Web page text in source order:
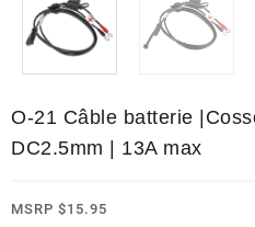
O-21 Câble batterie
DC2.5mm | 13A max
MSRP $15.95